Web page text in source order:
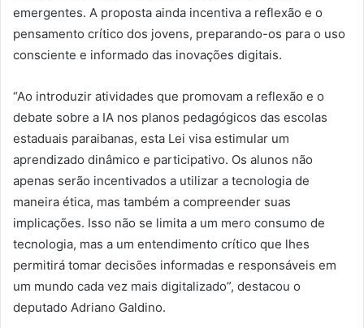
emergentes. A proposta ainda incentiva a reflexão e o
pensamento crítico dos jovens, preparando-os para o uso
consciente e informado das inovações digitais.
“Ao introduzir atividades que promovam a reflexão e o
debate sobre a IA nos planos pedagógicos das escolas
estaduais paraibanas, esta Lei visa estimular um
aprendizado dinâmico e participativo. Os alunos não
apenas serão incentivados a utilizar a tecnologia de
maneira ética, mas também a compreender suas
implicações. Isso não se limita a um mero consumo de
tecnologia, mas a um entendimento crítico que lhes
permitirá tomar decisões informadas e responsáveis em
um mundo cada vez mais digitalizado”, destacou o
deputado Adriano Galdino.